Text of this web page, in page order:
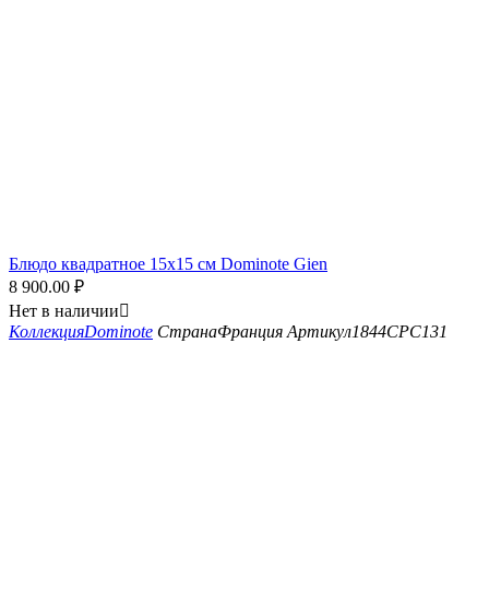
Блюдо квадратное 15x15 см Dominote Gien
8 900.00 ₽
Нет в наличии
КоллекцияDominote СтранаФранция Артикул1844CPC131